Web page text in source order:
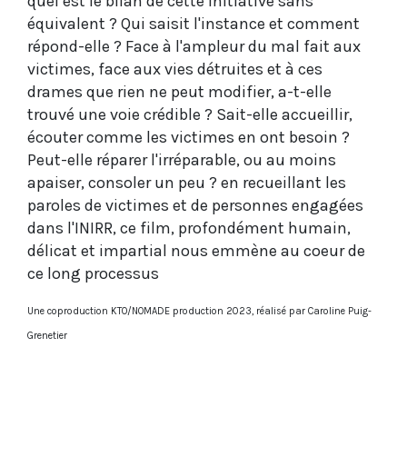
équivalent ? Qui saisit l'instance et comment
répond-elle ? Face à l'ampleur du mal fait aux
victimes, face aux vies détruites et à ces
drames que rien ne peut modifier, a-t-elle
trouvé une voie crédible ? Sait-elle accueillir,
écouter comme les victimes en ont besoin ?
Peut-elle réparer l'irréparable, ou au moins
apaiser, consoler un peu ? en recueillant les
paroles de victimes et de personnes engagées
dans l'INIRR, ce film, profondément humain,
délicat et impartial nous emmène au coeur de
ce long processus
Une coproduction KTO/NOMADE production 2023, réalisé par Caroline Puig-
Grenetier